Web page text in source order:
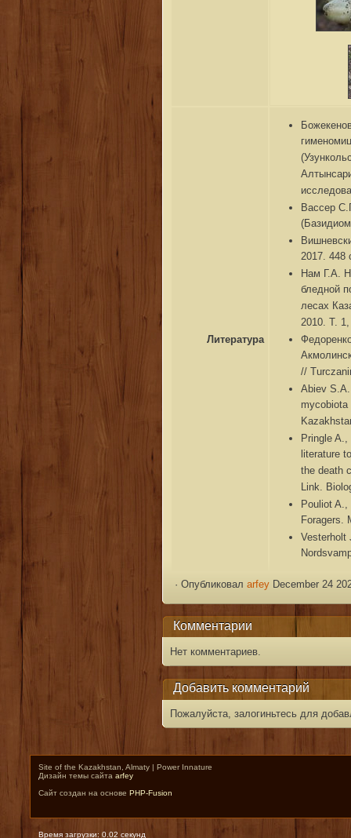
Литература
Вассер
2017. 448
Нам Г.А.
бледной
лесах
2010. Т.
//
Abiev
Pringle
literature
the death
Link.
Pouliot
Foragers.
· Опубликовалarfey December 24
Комментарии
Нет комментариев.
Добавить комментарий
Пожалуйста, залогиньтесь для
Site of the Kazakhstan, Almaty | Power Innature
Дизайн темы сайта arfey
Сайт создан на основе PHP-Fusion
Время загрузки: 0.02 секунд